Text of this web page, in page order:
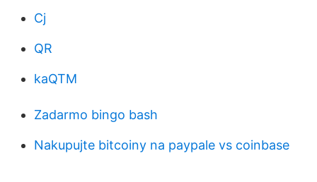
Cj
QR
kaQTM
Zadarmo bingo bash
Nakupujte bitcoiny na paypale vs coinbase